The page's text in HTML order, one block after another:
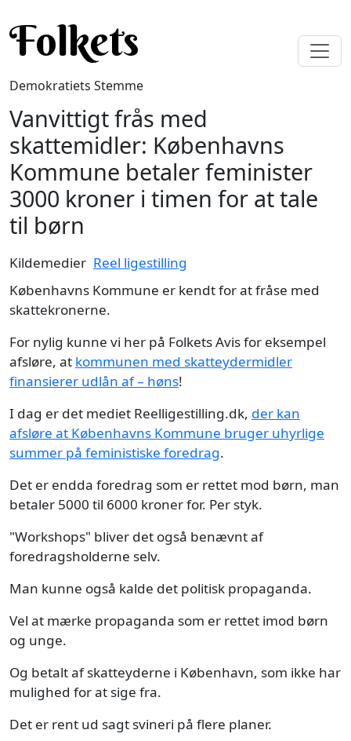
Folkets
Demokratiets Stemme
Vanvittigt frås med
skattemidler: Københavns
Kommune betaler feminister
3000 kroner i timen for at tale
til børn
Kildemedier Reel ligestilling
Københavns Kommune er kendt for at fråse med
skattekronerne.
For nylig kunne vi her på Folkets Avis for eksempel
afsløre, at kommunen med skatteydermidler
finansierer udlån af – høns!
I dag er det mediet Reelligestilling.dk, der kan
afsløre at Københavns Kommune bruger uhyrlige
summer på feministiske foredrag.
Det er endda foredrag som er rettet mod børn, man
betaler 5000 til 6000 kroner for. Per styk.
"Workshops" bliver det også benævnt af
foredragsholderne selv.
Man kunne også kalde det politisk propaganda.
Vel at mærke propaganda som er rettet imod børn
og unge.
Og betalt af skatteyderne i København, som ikke har
mulighed for at sige fra.
Det er rent ud sagt svineri på flere planer.